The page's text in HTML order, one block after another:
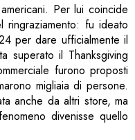
Per lui coincide
fu ideato
per dare ufficialmente il
superato il Thanksgiving
furono proposti
migliaia di persone.
anche da altri store, ma
divenisse quello